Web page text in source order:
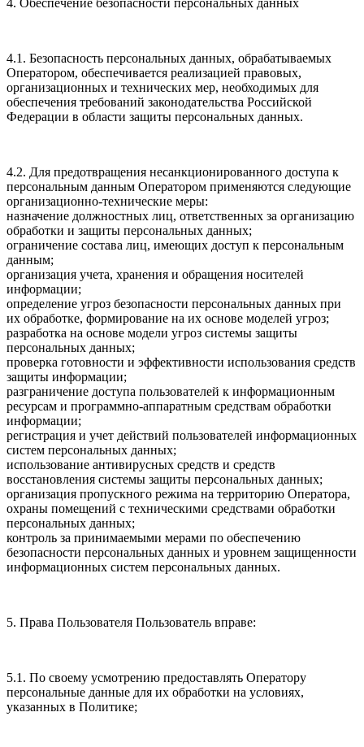
4.1. Безопасность персональных данных, обрабатываемых
Оператором, обеспечивается реализацией правовых,
организационных и технических мер, необходимых для
обеспечения требований законодательства Российской
Федерации в области защиты персональных данных.
4.2. Для предотвращения несанкционированного доступа к
персональным данным Оператором применяются следующие
организационно-технические меры:
назначение должностных лиц, ответственных за организацию
обработки и защиты персональных данных;
ограничение состава лиц, имеющих доступ к персональным
данным;
организация учета, хранения и обращения носителей
информации;
определение угроз безопасности персональных данных при
их обработке, формирование на их основе моделей угроз;
разработка на основе модели угроз системы защиты
персональных данных;
проверка готовности и эффективности использования средств
защиты информации;
разграничение доступа пользователей к информационным
ресурсам и программно-аппаратным средствам обработки
информации;
регистрация и учет действий пользователей информационных
систем персональных данных;
использование антивирусных средств и средств
восстановления системы защиты персональных данных;
организация пропускного режима на территорию Оператора,
охраны помещений с техническими средствами обработки
персональных данных;
контроль за принимаемыми мерами по обеспечению
безопасности персональных данных и уровнем защищенности
информационных систем персональных данных.
5. Права Пользователя Пользователь вправе:
5.1. По своему усмотрению предоставлять Оператору
персональные данные для их обработки на условиях,
указанных в Политике;